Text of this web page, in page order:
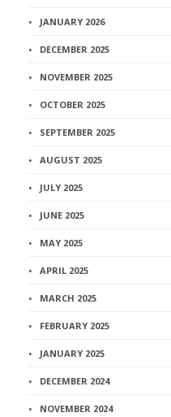
JANUARY 2026
DECEMBER 2025
NOVEMBER 2025
OCTOBER 2025
SEPTEMBER 2025
AUGUST 2025
JULY 2025
JUNE 2025
MAY 2025
APRIL 2025
MARCH 2025
FEBRUARY 2025
JANUARY 2025
DECEMBER 2024
NOVEMBER 2024